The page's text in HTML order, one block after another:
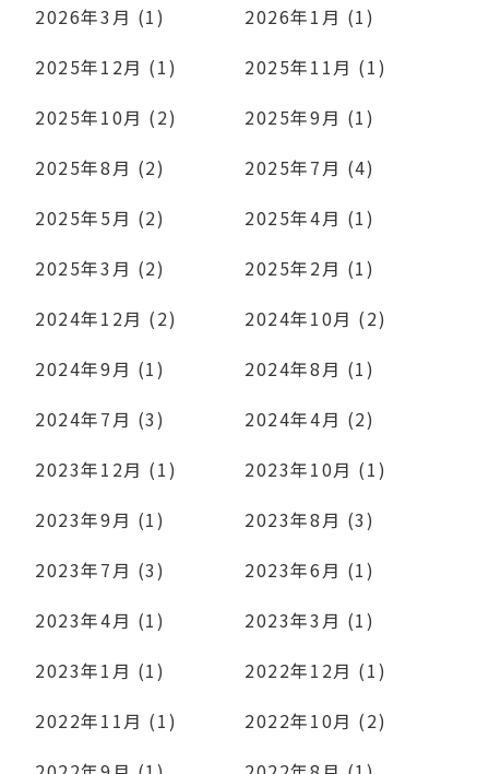
2026年3月 (1)
2026年1月 (1)
2025年12月 (1)
2025年11月 (1)
2025年10月 (2)
2025年9月 (1)
2025年8月 (2)
2025年7月 (4)
2025年5月 (2)
2025年4月 (1)
2025年3月 (2)
2025年2月 (1)
2024年12月 (2)
2024年10月 (2)
2024年9月 (1)
2024年8月 (1)
2024年7月 (3)
2024年4月 (2)
2023年12月 (1)
2023年10月 (1)
2023年9月 (1)
2023年8月 (3)
2023年7月 (3)
2023年6月 (1)
2023年4月 (1)
2023年3月 (1)
2023年1月 (1)
2022年12月 (1)
2022年11月 (1)
2022年10月 (2)